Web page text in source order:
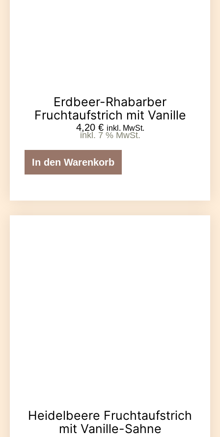
Erdbeer-Rhabarber
Fruchtaufstrich mit Vanille
4,20 € inkl. MwSt.
inkl. 7 % MwSt.
In den Warenkorb
Heidelbeere Fruchtaufstrich
mit Vanille-Sahne